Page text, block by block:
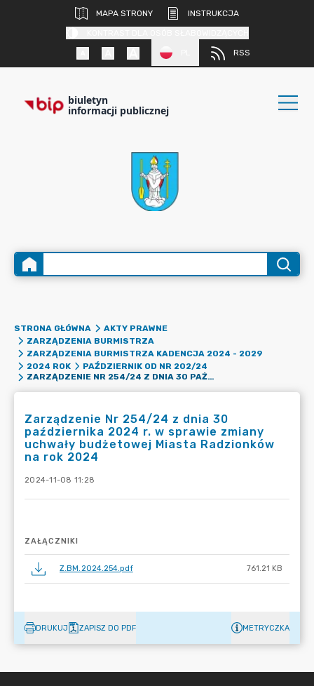
MAPA STRONY
INSTRUKCJA
RSS
biuletyn
informacji publicznej
STRONA GŁÓWNA
AKTY PRAWNE
ZARZĄDZENIA BURMISTRZA
ZARZĄDZENIA BURMISTRZA KADENCJA 2024 - 2029
2024 ROK
PAŹDZIERNIK OD NR 202/24
ZARZĄDZENIE NR 254/24 Z DNIA 30 PAŹDZIERNIKA 2024 R. W SPRAWIE ZMIANY UCHWAŁY BUDŻETOWEJ MIASTA RADZIONKÓW NA ROK 2024
Zarządzenie Nr 254/24 z dnia 30
października 2024 r. w sprawie zmiany
uchwały budżetowej Miasta Radzionków
na rok 2024
2024-11-08 11:28
ZAŁĄCZNIKI
Z.BM.2024.254.pdf 761.21 KB
DRUKUJ ZAPISZ DO PDF METRYCZKA